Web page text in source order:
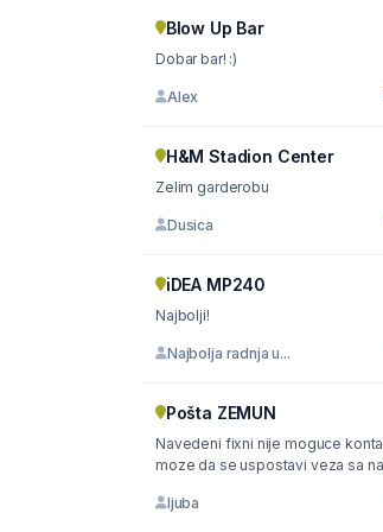
Blow Up Bar
Dobar bar! :)
Alex
H&M Stadion Center
Zelim garderobu
Dusica
iDEA MP240
Najbolji!
Najbolja radnja u...
Pošta ZEMUN
Navedeni fixni nije moguce
moze da se uspostavi veza sa
ljuba